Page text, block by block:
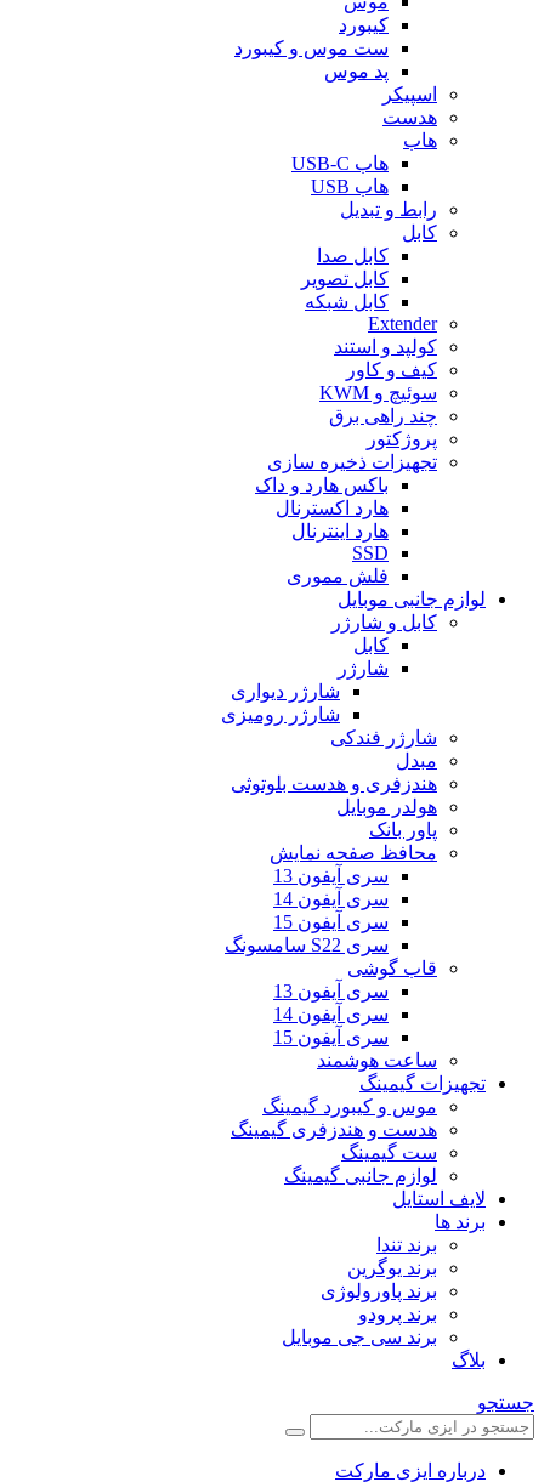
کیبورد
ست موس و کیبورد
پد موس
اسپیکر
هدست
هاب
هاب USB-C
هاب USB
رابط و تبدیل
کابل
کابل صدا
کابل تصویر
کابل شبکه
Extender
کولپد و استند
کیف و کاور
سوئیچ و KWM
چند راهی برق
پروژکتور
تجهیزات ذخیره سازی
باکس هارد و داک
هارد اکسترنال
هارد اینترنال
SSD
فلش مموری
لوازم جانبی موبایل
کابل و شارژر
کابل
شارژر
شارژر دیواری
شارژر رومیزی
شارژر فندکی
مبدل
هندزفری و هدست بلوتوثی
هولدر موبایل
پاور بانک
محافظ صفحه نمایش
سری آیفون 13
سری آیفون 14
سری آیفون 15
سری S22 سامسونگ
قاب گوشی
سری آیفون 13
سری آیفون 14
سری آیفون 15
ساعت هوشمند
تجهیزات گیمینگ
موس و کیبورد گیمینگ
هدست و هندزفری گیمینگ
ست گیمینگ
لوازم جانبی گیمینگ
لایف استایل
برند ها
برند تندا
برند یوگرین
برند پاورولوژی
برند پرودو
برند سی جی موبایل
بلاگ
جستجو
درباره ایزی مارکت